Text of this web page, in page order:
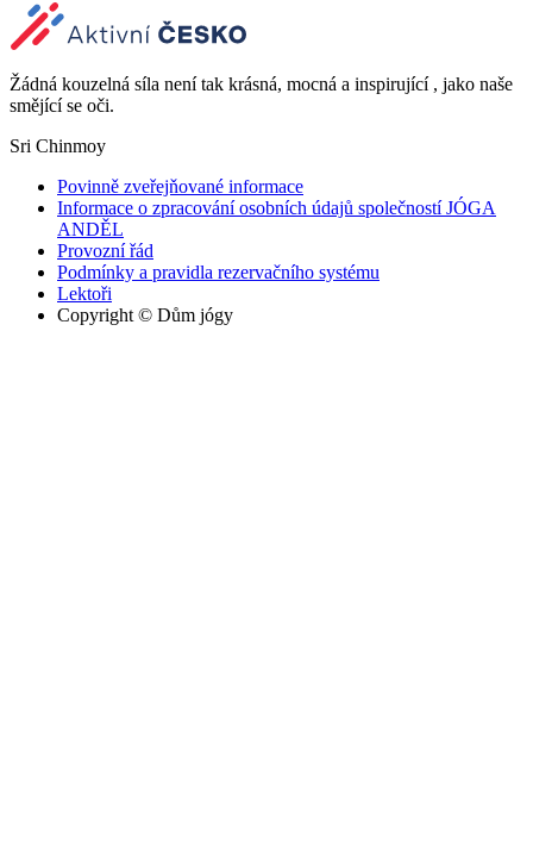
Žádná kouzelná síla není tak krásná, mocná a inspirující , jako naše
smějící se oči.
Sri Chinmoy
Povinně zveřejňované informace
Informace o zpracování osobních údajů společností JÓGA
ANDĚL
Provozní řád
Podmínky a pravidla rezervačního systému
Lektoři
Copyright © Dům jógy